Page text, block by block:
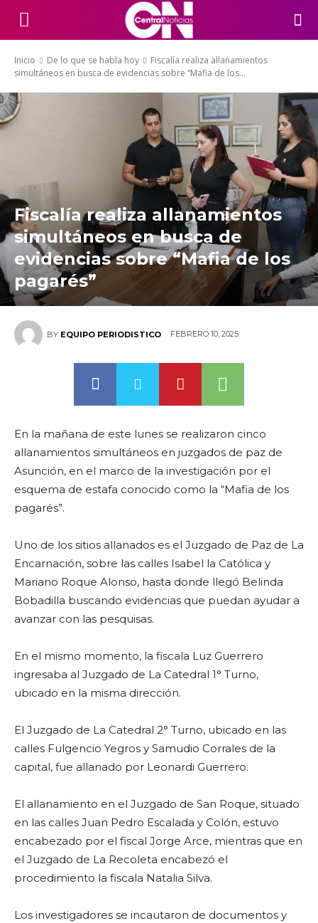
Inicio De lo que se habla hoy
Fiscalía realiza allanamientos
simultáneos en busca de evidencias sobre “Mafia de los...
Fiscalía realiza allanamientos
simultáneos en busca de
evidencias sobre “Mafia de los
pagarés”
BY EQUIPO PERIODISTICO FEBRERO 10, 2025
En la mañana de este lunes se realizaron cinco
allanamientos simultáneos en juzgados de paz de
Asunción, en el marco de la investigación por el
esquema de estafa conocido como la “Mafia de los
pagarés”.
Uno de los sitios allanados es el Juzgado de Paz de La
Encarnación, sobre las calles Isabel la Católica y
Mariano Roque Alonso, hasta donde llegó Belinda
Bobadilla buscando evidencias que puedan ayudar a
avanzar con las pesquisas.
En el mismo momento, la fiscala Luz Guerrero
ingresaba al Juzgado de La Catedral 1° Turno,
ubicado en la misma dirección.
El Juzgado de La Catedral 2° Turno, ubicado en las
calles Fulgencio Yegros y Samudio Corrales de la
capital, fue allanado por Leonardi Guerrero.
El allanamiento en el Juzgado de San Roque, situado
en las calles Juan Pedro Escalada y Colón, estuvo
encabezado por el fiscal Jorge Arce, mientras que en
el Juzgado de La Recoleta encabezó el
procedimiento la fiscala Natalia Silva.
Los investigadores se incautaron de documentos y